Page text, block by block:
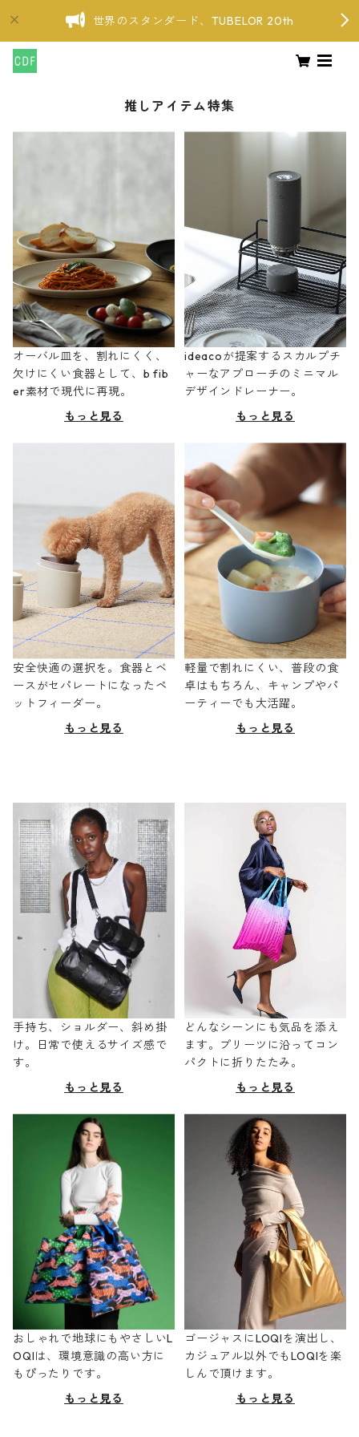
世界のスタンダード、TUBELOR 20th
推しアイテム特集
オーバル皿を、割れにくく、
欠けにくい食器として、b fib
er素材で現代に再現。
もっと見る
ideacoが提案するスカルプチ
ャーなアプローチのミニマル
デザインドレーナー。
もっと見る
安全快適の選択を。食器とベ
ースがセパレートになったペ
ットフィーダー。
もっと見る
軽量で割れにくい、普段の食
卓はもちろん、キャンプやパ
ーティーでも大活躍。
もっと見る
手持ち、ショルダー、斜め掛
け。日常で使えるサイズ感で
す。
もっと見る
どんなシーンにも気品を添え
ます。プリーツに沿ってコン
パクトに折りたたみ。
もっと見る
おしゃれで地球にもやさしいL
OQIは、環境意識の高い方に
もぴったりです。
もっと見る
ゴージャスにLOQIを演出し、
カジュアル以外でもLOQIを楽
しんで頂けます。
もっと見る